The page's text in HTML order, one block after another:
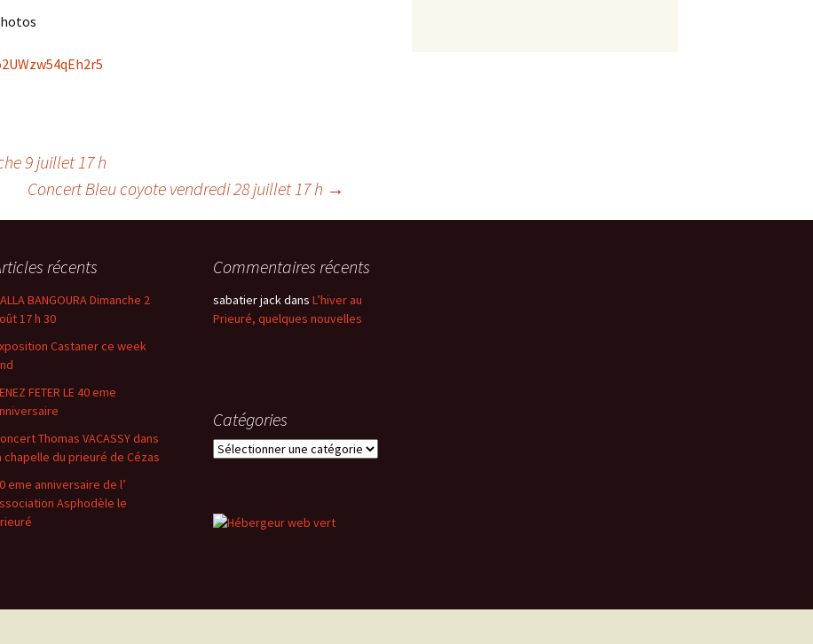
9 juillet 17 h
Concert Bleu coyote vendredi 28 juillet 17 h →
récents
BANGOURA Dimanche 2
17 h 30
Castaner ce week
FETER LE 40 eme
Thomas VACASSY dans
chapelle du prieuré de Cézas
eme anniversaire de l’
Asphodèle le
Commentaires récents
sabatier jackdans L’hiver au
Prieuré, quelques nouvelles
Catégories
Catégories